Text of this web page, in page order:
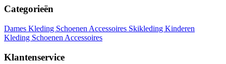
Categorieën
Dames Kleding Schoenen Accessoires Skikleding Kinderen
Kleding Schoenen Accessoires
Klantenservice